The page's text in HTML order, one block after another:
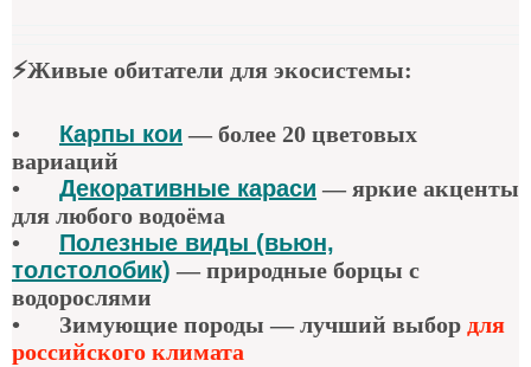
⚡Живые обитатели для экосистемы:
• Карпы кои —более 20 цветовых
вариаций
•
Декоративные караси — яркие акценты
для любого водоёма
•
Полезные виды (вьюн,
толстолобик) —природные борцы с
водорослями
•
Зимующие породы — лучший выбор для
российского климата